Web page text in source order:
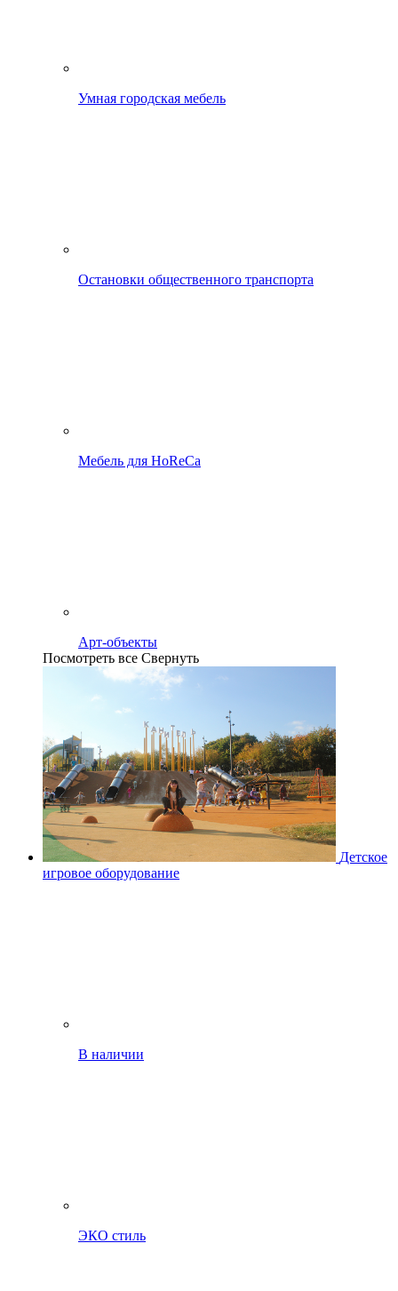
Умная городская мебель
Остановки общественного транспорта
Мебель для HoReCa
Арт-объекты
Посмотреть все Свернуть
Детское
игровое оборудование
В наличии
ЭКО стиль